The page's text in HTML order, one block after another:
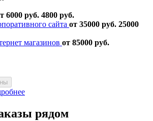
6000 руб. 4800 руб.
сайта от 35000 руб. 25000
магазинов от 85000 руб.
рядом